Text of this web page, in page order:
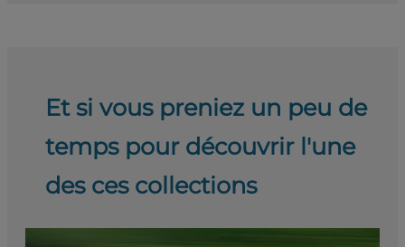
Et si vous preniez un peu de
temps pour découvrir l'une
des ces collections